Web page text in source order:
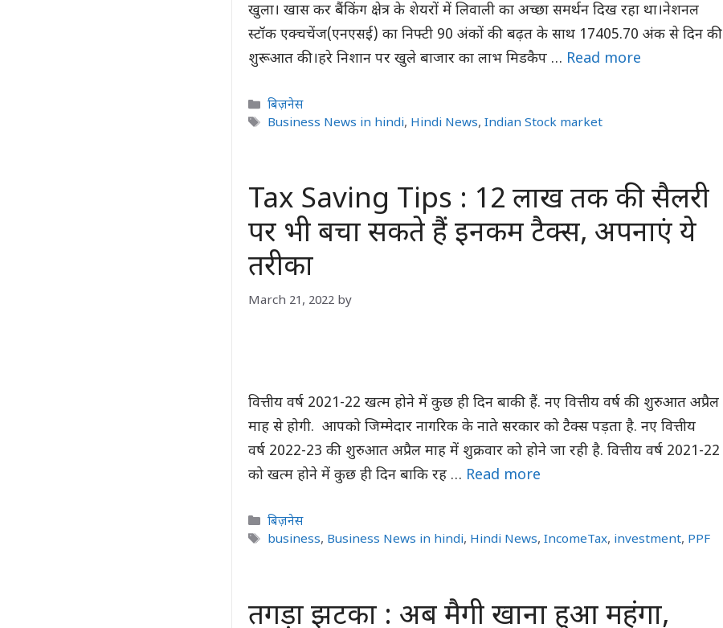
खुला। खास कर बैंकिंग क्षेत्र के शेयरों में लिवाली का अच्छा समर्थन दिख रहा था।नेशनल
स्टॉक एक्चचेंज(एनएसई) का निफ्टी 90 अंकों की बढ़त के साथ 17405.70 अंक से दिन की
शुरूआत की।हरे निशान पर खुले बाजार का लाभ मिडकैप … Read more
Categories
बिज़नेस
Tags
Business News in hindi, Hindi News,Indian Stock market
Tax Saving Tips : 12 लाख तक की सैलरी
पर भी बचा सकते हैं इनकम टैक्स, अपनाएं ये
तरीका
March 21, 2022 by
वित्तीय वर्ष 2021-22 खत्‍म होने में कुछ ही द‍िन बाकी हैं. नए वित्तीय वर्ष की शुरुआत अप्रैल
माह से होगी. आपको ज‍िम्‍मेदार नागर‍िक के नाते सरकार को टैक्‍स पड़ता है. नए वित्तीय
वर्ष 2022-23 की शुरुआत अप्रैल माह में शुक्रवार को होने जा रही है. वित्तीय वर्ष 2021-22
को खत्म होने में कुछ ही दिन बाकि रह … Read more
Categories
बिज़नेस
Tags
business, Business News in hindi, Hindi News,IncomeTax, investment, PPF
तगड़ा झटका : अब मैगी खाना हुआ महंगा,